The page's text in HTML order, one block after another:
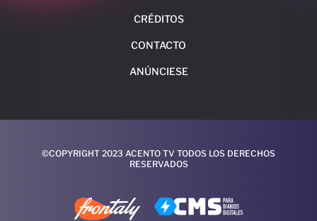
CRÉDITOS
CONTACTO
ANÚNCIESE
©COPYRIGHT 2023 ACENTO TV TODOS LOS DERECHOS
RESERVADOS